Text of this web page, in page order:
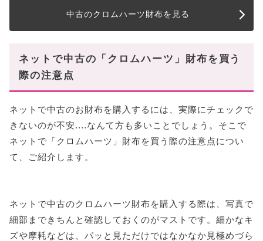
中古のクロムハーツ財布を見る
ネットで中古の「クロムハーツ」財布を買う
際の注意点
ネットで中古のお財布を購入するには、実際にチェックで
きないのが不安....なんて方も多いことでしょう。そこで
ネットで「クロムハーツ」財布を買う際の注意点につい
て、ご紹介します。
ネットで中古のクロムハーツ財布を購入する際は、写真で
細部まできちんと確認しておくのがマストです。細かなキ
ズや摩耗などは、パッと見ただけではなかなか見極めづら